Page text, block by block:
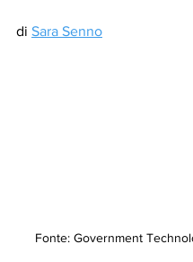
di Sara Senno
Fonte: Government